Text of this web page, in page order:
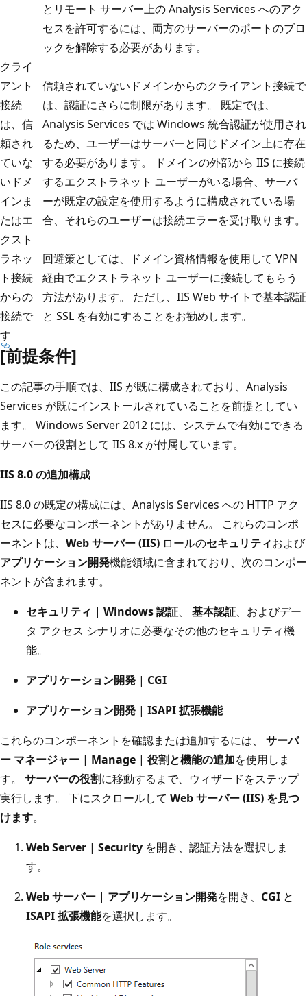
とリモート サーバー上の Analysis Services へのアク
セスを許可するには、両方のサーバーのポートのブロ
ックを解除する必要があります。
クライ
アント
接続
は、信
頼され
ていな
いドメ
インま
たはエ
クスト
ラネッ
ト接続
からの
接続で
す
信頼されていないドメインからのクライアント接続で
は、認証にさらに制限があります。 既定では、
Analysis Services では Windows 統合認証が使用され
るため、ユーザーはサーバーと同じドメイン上に存在
する必要があります。 ドメインの外部から IIS に接続
するエクストラネット ユーザーがいる場合、サーバ
ーが既定の設定を使用するように構成されている場
合、それらのユーザーは接続エラーを受け取ります。
回避策としては、ドメイン資格情報を使用して VPN
経由でエクストラネット ユーザーに接続してもらう
方法があります。 ただし、IIS Web サイトで基本認証
と SSL を有効にすることをお勧めします。
[前提条件]
この記事の手順では、IIS が既に構成されており、Analysis
Services が既にインストールされていることを前提としてい
ます。 Windows Server 2012 には、システムで有効にできる
サーバーの役割として IIS 8.x が付属しています。
IIS 8.0 の追加構成
IIS 8.0 の既定の構成には、Analysis Services への HTTP アク
セスに必要なコンポーネントがありません。 これらのコンポ
ーネントは、 Web サーバー (IIS) ロールのセキュリティおよび
アプリケーション開発機能領域に含まれており、次のコンポー
ネントが含まれます。
セキュリティ | Windows 認証、 基本認証、およびデー
タ アクセス シナリオに必要なその他のセキュリティ機
能。
アプリケーション開発 | CGI
アプリケーション開発 | ISAPI 拡張機能
これらのコンポーネントを確認または追加するには、 サーバ
ー マネージャー | Manage | 役割と機能の追加を使用しま
す。 サーバーの役割に移動するまで、ウィザードをステップ
実行します。 下にスクロールして Web サーバー (IIS) を見つ
けます。
Web Server | Security を開き、認証方法を選択しま
す。
Web サーバー | アプリケーション開発を開き、 CGI と
ISAPI 拡張機能を選択します。